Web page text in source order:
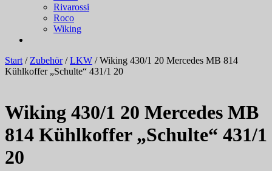
Rivarossi
Roco
Wiking
Start/Zubehör/LKW / Wiking 430/1 20 Mercedes MB 814
Kühlkoffer „Schulte“ 431/1 20
Wiking 430/1 20 Mercedes MB
814 Kühlkoffer „Schulte“ 431/1
20